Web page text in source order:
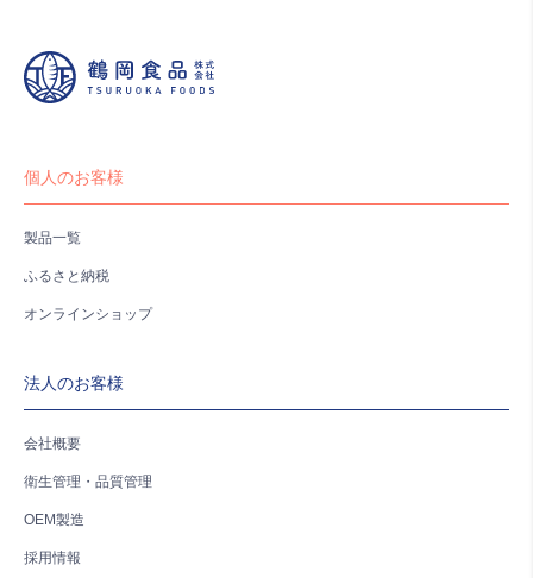
個人のお客様
製品一覧
ふるさと納税
オンラインショップ
法人のお客様
会社概要
衛生管理・品質管理
OEM製造
採用情報